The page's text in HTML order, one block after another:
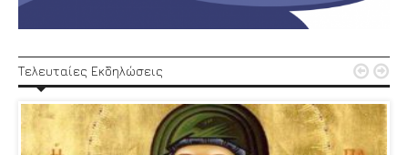
Τελευταίες Εκδηλώσεις  